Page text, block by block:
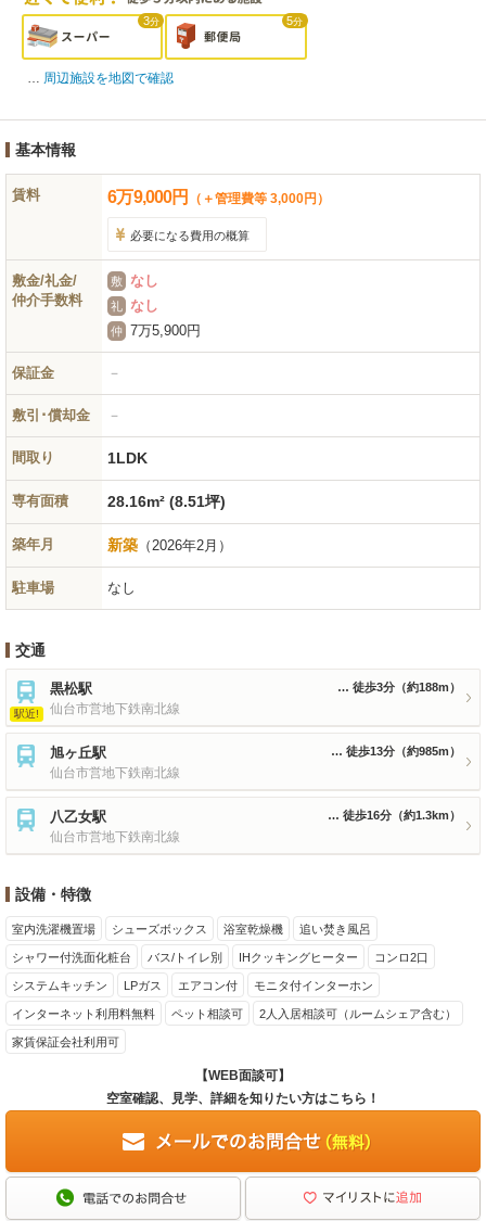
3分 5分
周辺施設を地図で確認
基本情報
賃料 6万9,000円 （＋管理費等 3,000円）
必要になる費用の概算
敷金/礼金/
仲介手数料
敷 なし
礼 なし
仲 7万5,900円
保証金 －
敷引･償却金 －
間取り 1LDK
専有面積 28.16m² (8.51坪)
築年月 新築 （2026年2月）
駐車場 なし
交通
黒松駅
仙台市営地下鉄南北線
駅近!
徒歩3分 （約188m）
旭ヶ丘駅
仙台市営地下鉄南北線
徒歩13分 （約985m）
八乙女駅
仙台市営地下鉄南北線
徒歩16分 （約1.3km）
設備・特徴
室内洗濯機置場 シューズボックス 浴室乾燥機 追い焚き風呂
シャワー付洗面化粧台 バス/トイレ別 IHクッキングヒーター コンロ2口
システムキッチン LPガス エアコン付 モニタ付インターホン
インターネット利用料無料 ペット相談可 2人入居相談可（ルームシェア含む）
家賃保証会社利用可
【WEB面談可】
空室確認、見学、詳細を知りたい方はこちら！